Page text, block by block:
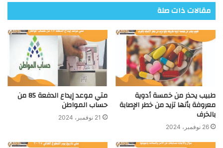
مقالات ذات صلة
طبيب يحذر من خمسة أدوية
معروفة بأنها تزيد من خطر الإصابة
بالخرف
26 نوفمبر، 2024
متي موعد إيداع الدفعة 85 من
حساب المواطن
21 نوفمبر، 2024